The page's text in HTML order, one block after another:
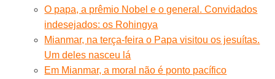
O papa, a prêmio Nobel e o general. Convidados
indesejados: os Rohingya
Mianmar, na terça-feira o Papa visitou os jesuítas.
Um deles nasceu lá
Em Mianmar, a moral não é ponto pacífico